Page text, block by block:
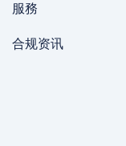
服務
合规资讯